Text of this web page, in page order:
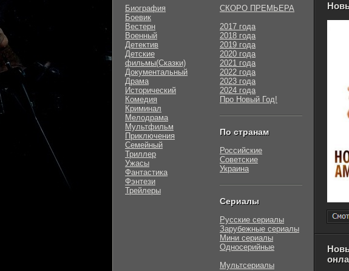
Биография
Боевик
Вестерн
Военный
Детектив
Детские
фильмы(Сказки)
Документальный
Драма
Исторический
Комедия
Криминал
Мелодрама
Мультфильм
Приключения
Семейный
Триллер
Ужасы
Фантастика
Фэнтези
Трейлеры
СКОРО ПРЕМЬЕРА
2017 года
2018 года
2019 года
2020 года
2021 года
2022 года
2023 года
2024 года
Про Новый Год!
По странам
Российские
Советские
Украина
Сериалы
Русские сериалы
Зарубежные сериалы
Мини сериалы
Односерийные
Мультсериалы